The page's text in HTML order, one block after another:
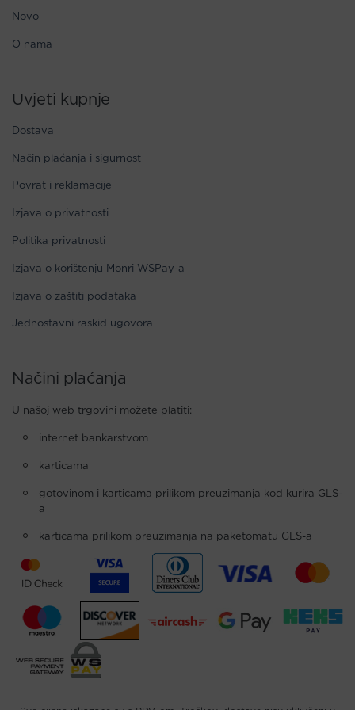
Novo
O nama
Uvjeti kupnje
Dostava
Način plaćanja i sigurnost
Povrat i reklamacije
Izjava o privatnosti
Politika privatnosti
Izjava o korištenju Monri WSPay-a
Izjava o zaštiti podataka
Jednostavni raskid ugovora
Načini plaćanja
U našoj web trgovini možete platiti:
internet bankarstvom
karticama
gotovinom i karticama prilikom preuzimanja kod kurira GLS-
a
karticama prilikom preuzimanja na paketomatu GLS-a